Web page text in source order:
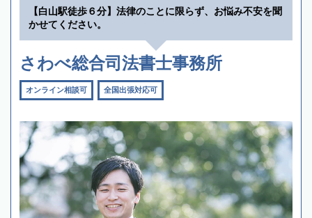
【白山駅徒歩６分】法律のことに限らず、お悩み不安を聞
かせてください。
さわべ総合司法書士事務所
オンライン相談可 全国出張対応可